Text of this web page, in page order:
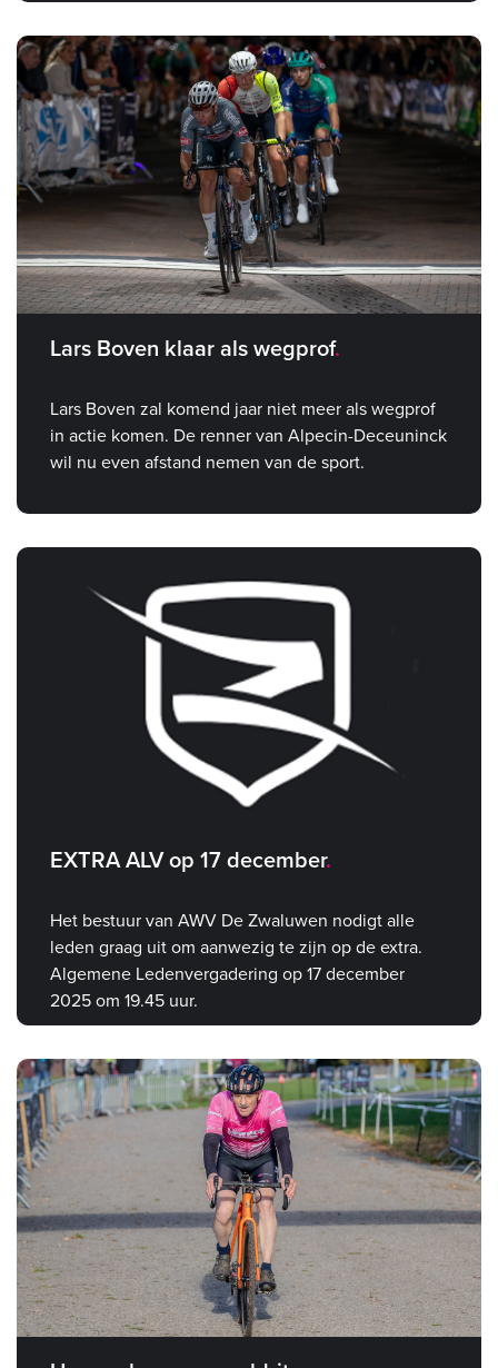
Lars Boven klaar als wegprof
Lars Boven zal komend jaar niet meer als wegprof
in actie komen. De renner van Alpecin-Deceuninck
wil nu even afstand nemen van de sport.
EXTRA ALV op 17 december
Het bestuur van AWV De Zwaluwen nodigt alle
leden graag uit om aanwezig te zijn op de extra.
Algemene Ledenvergadering op 17 december
2025 om 19.45 uur.